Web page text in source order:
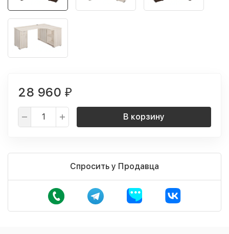
28 960 ₽
В корзину
Спросить у Продавца